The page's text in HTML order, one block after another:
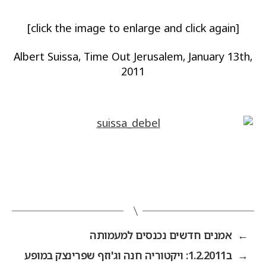
[click the image to enlarge and click again]
Albert Suissa, Time Out Jerusalem, January 13th,
2011
← אמנים חדשים נכנסים למעמותה
→
ב1.2.2011: ויקטוריה חנה וג'וזף שפרינצק במופע